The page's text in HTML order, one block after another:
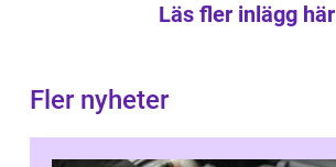
Läs fler inlägg här
Fler nyheter